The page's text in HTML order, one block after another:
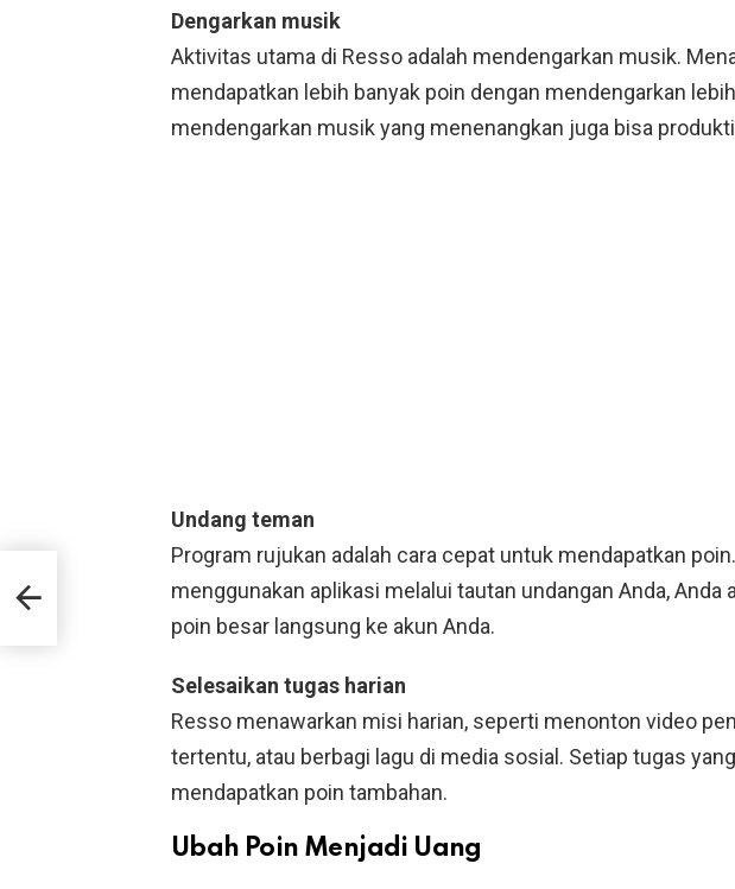
Dengarkan musik
Aktivitas utama di Resso adalah mendengarkan musik.
mendapatkan lebih banyak poin dengan mendengarkan
mendengarkan musik yang menenangkan juga bisa
Undang teman
Program rujukan adalah cara cepat untuk mendapatkan
menggunakan aplikasi melalui tautan undangan Anda, Anda
poin besar langsung ke akun Anda.
Selesaikan tugas harian
Resso menawarkan misi harian, seperti menonton video
tertentu, atau berbagi lagu di media sosial. Setiap tugas
mendapatkan poin tambahan.
Ubah Poin Menjadi Uang